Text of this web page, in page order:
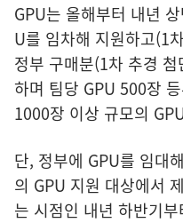
GPU는 올해부터 내년
U를 임차해 지원하고(1
정부 구매분(1차 추경
하며 팀당 GPU 500장
1000장 이상 규모의
단, 정부에 GPU를 임대
의 GPU 지원 대상에서
는 시점인 내년 하반기